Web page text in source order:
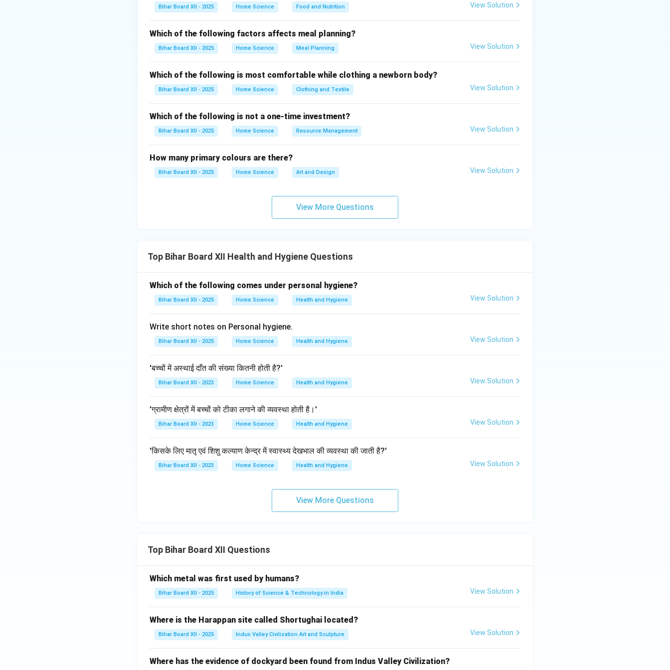
सीमित रहता है, और गाड़ी धोने से भी जल की किसी विशेष हिस्से में कोई बड़ा प्रभाव नहीं पड़ता। हालांकि, इन कार्यों में भी यदि
उपयोग करने की तुलना में कम खतरनाक होता है। इसलिए, खाना बनाने के लिए हमेशा स्वच्छ और सुरक्षित जल का उपयोग करना
चाहिए, ताकि स्वास्थ्य से जुड़े जोखिमों से बचा जा सके।
Bihar Board XII - 2025 Home Science Food and Nutrition View Solution
Which of the following factors affects meal planning?
Bihar Board XII - 2025 Home Science Meal Planning View Solution
Which of the following is most comfortable while clothing a newborn body?
Bihar Board XII - 2025 Home Science Clothing and Textile View Solution
Which of the following is not a one-time investment?
Bihar Board XII - 2025 Home Science Resource Management View Solution
How many primary colours are there?
Bihar Board XII - 2025 Home Science Art and Design View Solution
View More Questions
Top Bihar Board XII Health and Hygiene Questions
Which of the following comes under personal hygiene?
Bihar Board XII - 2025 Home Science Health and Hygiene View Solution
Write short notes on Personal hygiene.
Bihar Board XII - 2025 Home Science Health and Hygiene View Solution
'बच्चों में अस्थाई दाँत की संख्या कितनी होती है?'
Bihar Board XII - 2023 Home Science Health and Hygiene View Solution
'ग्रामीण क्षेत्रों में बच्चों को टीका लगाने की व्यवस्था होती है।'
Bihar Board XII - 2023 Home Science Health and Hygiene View Solution
'किसके लिए मातृ एवं शिशु कल्याण केन्द्र में स्वास्थ्य देखभाल की व्यवस्था की जाती है?'
Bihar Board XII - 2023 Home Science Health and Hygiene View Solution
View More Questions
Top Bihar Board XII Questions
Which metal was first used by humans?
Bihar Board XII - 2025 History of Science & Technology in India View Solution
Where is the Harappan site called Shortughai located?
Bihar Board XII - 2025 Indus Valley Civilization Art and Sculpture View Solution
Where has the evidence of dockyard been found from Indus Valley Civilization?